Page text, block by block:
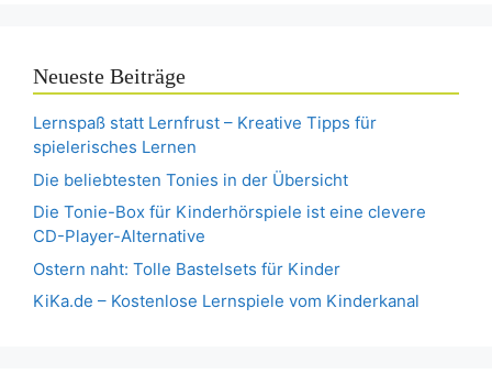
Neueste Beiträge
Lernspaß statt Lernfrust – Kreative Tipps für
spielerisches Lernen
Die beliebtesten Tonies in der Übersicht
Die Tonie-Box für Kinderhörspiele ist eine clevere
CD-Player-Alternative
Ostern naht: Tolle Bastelsets für Kinder
KiKa.de – Kostenlose Lernspiele vom Kinderkanal